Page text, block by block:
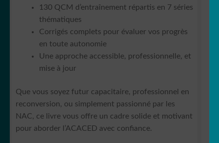
130 QCM d’entraînement répartis en 7 séries
thématiques
Corrigés complets pour évaluer vos progrès
en toute autonomie
Une approche accessible, professionnelle, et
mise à jour
Que vous soyez futur capacitaire, professionnel en
reconversion, ou simplement passionné par les
NAC, ce livre vous offre un cadre solide et motivant
pour aborder l’ACACED avec confiance.